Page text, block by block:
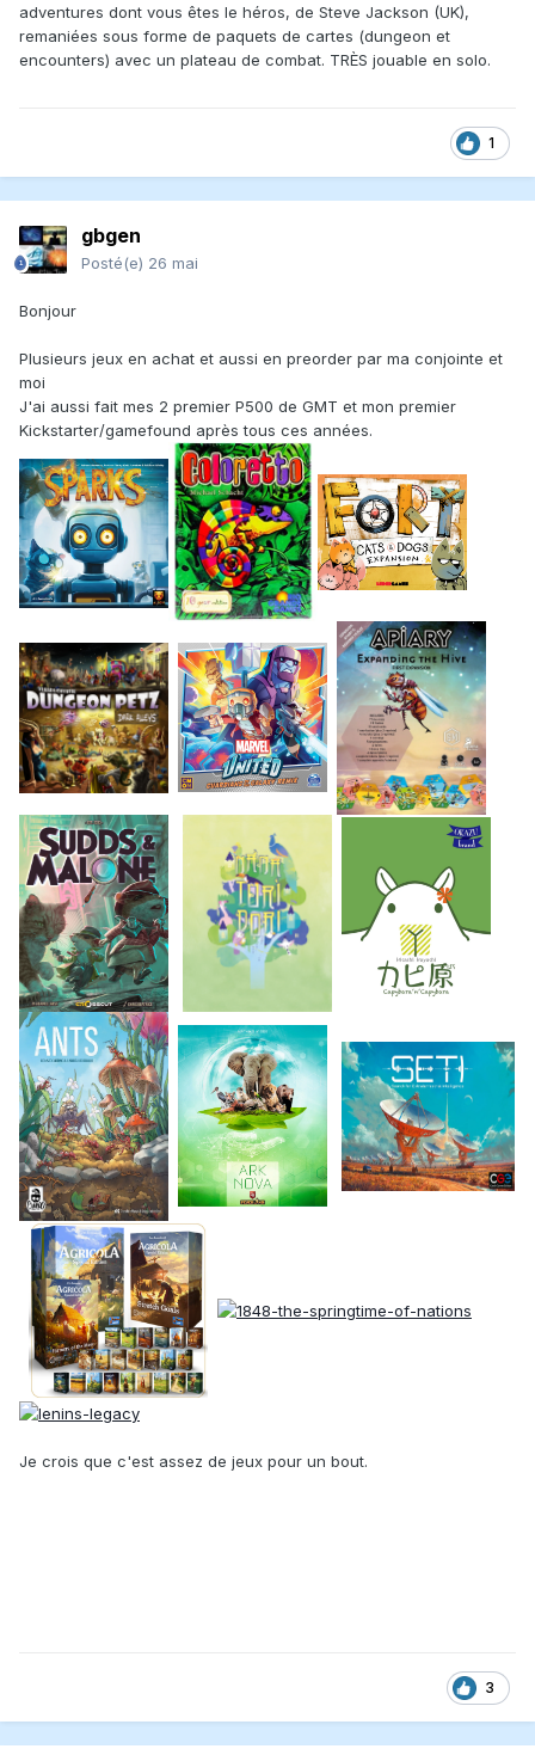
adventures dont vous êtes le héros, de Steve Jackson (UK),
remaniées sous forme de paquets de cartes (dungeon et
encounters) avec un plateau de combat. TRÈS jouable en solo.
1
gbgen
Posté(e) 26 mai
Bonjour
Plusieurs jeux en achat et aussi en preorder par ma conjointe et
moi
J'ai aussi fait mes 2 premier P500 de GMT et mon premier
Kickstarter/gamefound après tous ces années.
Je crois que c'est assez de jeux pour un bout.
3